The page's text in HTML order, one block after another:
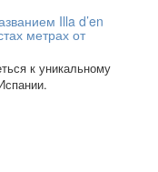
Illa d’en
метрах от
к уникальному